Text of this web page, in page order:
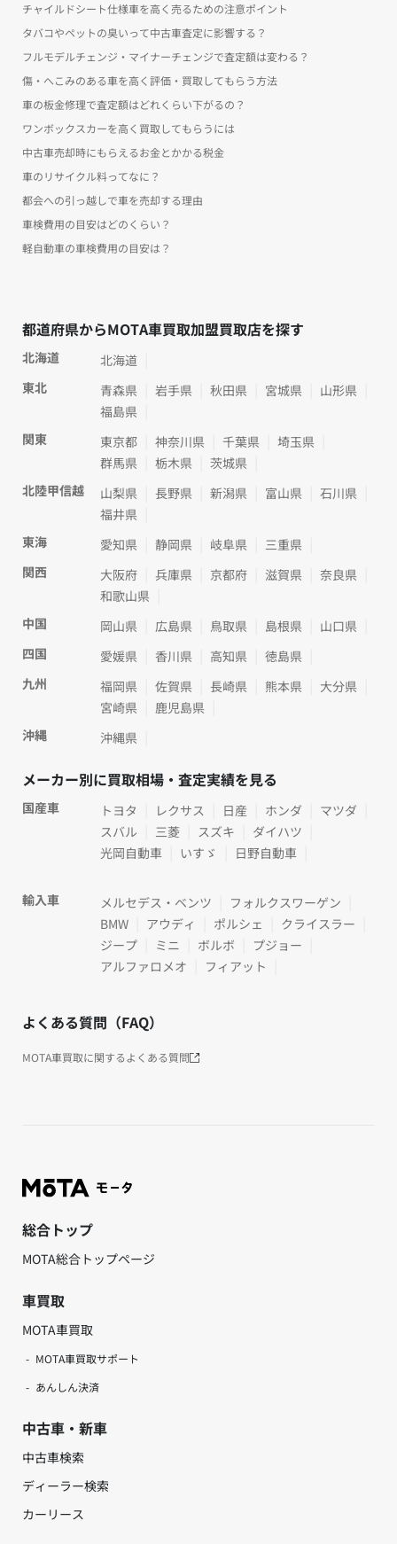
チャイルドシート仕様車を高く売るための注意ポイント
タバコやペットの臭いって中古車査定に影響する？
フルモデルチェンジ・マイナーチェンジで査定額は変わる？
傷・へこみのある車を高く評価・買取してもらう方法
車の板金修理で査定額はどれくらい下がるの？
ワンボックスカーを高く買取してもらうには
中古車売却時にもらえるお金とかかる税金
車のリサイクル料ってなに？
都会への引っ越しで車を売却する理由
車検費用の目安はどのくらい？
軽自動車の車検費用の目安は？
都道府県からMOTA車買取加盟買取店を探す
北海道
北海道
東北
青森県 岩手県 秋田県 宮城県
山形県
福島県
関東
東京都 神奈川県 千葉県
埼玉県
群馬県
栃木県
茨城県
北陸甲信越
山梨県 長野県 新潟県 富山県
石川県
福井県
東海
愛知県 静岡県 岐阜県
三重県
関西
大阪府 兵庫県 京都府 滋賀県
奈良県
和歌山県
中国
岡山県 広島県 鳥取県 島根県
山口県
四国
愛媛県 香川県 高知県
徳島県
九州
福岡県 佐賀県 長崎県 熊本県
大分県
宮崎県
鹿児島県
沖縄
沖縄県
メーカー別に買取相場・査定実績を見る
国産車 トヨタ レクサス 日産 ホンダ
マツダ
スバル
三菱 スズキ
ダイハツ
光岡自動車
いすゞ 日野自動車
輸入車 メルセデス・ベンツ
フォルクスワーゲン
BMW
アウディ ポルシェ
クライスラー
ジープ
ミニ ボルボ
プジョー
アルファロメオ
フィアット
よくある質問（FAQ）
MOTA車買取に関するよくある質問
総合トップ
MOTA総合トップページ
車買取
MOTA車買取
MOTA車買取サポート
あんしん決済
中古車・新車
中古車検索
ディーラー検索
カーリース